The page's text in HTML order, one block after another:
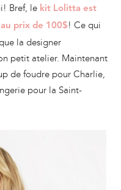
Bref, le kit Lolitta est
prix de 100$! Ce qui
la designer
petit atelier. Maintenant
de foudre pour Charlie,
pour la Saint-